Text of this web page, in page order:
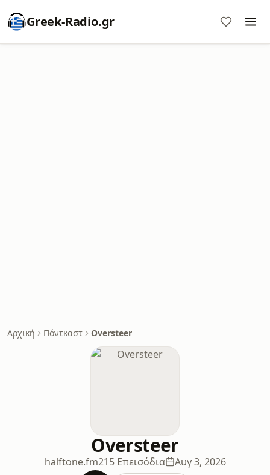
Greek-Radio.gr
Αρχική Πόντκαστ Oversteer
Oversteer
halftone.fm215 Επεισόδια Αυγ 3, 2026